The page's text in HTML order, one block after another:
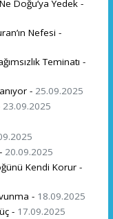
Doğu’ya Yedek -
Nefesi -
Teminatı -
- 25.09.2025
23.09.2025
20.09.2025
Kendi Korur -
- 18.09.2025
- 17.09.2025